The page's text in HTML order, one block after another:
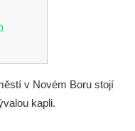
v Novém Boru stojí
kapli.